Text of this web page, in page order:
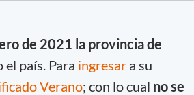
de 2021 la provincia de
país. Para ingresar a su
Verano; con lo cual no se